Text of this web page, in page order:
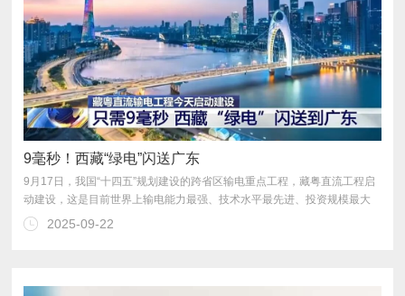
9毫秒！西藏“绿电”闪送广东
的柔性直流输电工程。
2025-09-22